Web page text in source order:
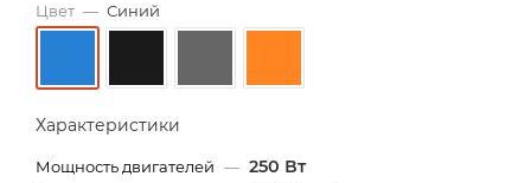
Цвет — Синий
Характеристики
Мощность двигателей — 250 Вт